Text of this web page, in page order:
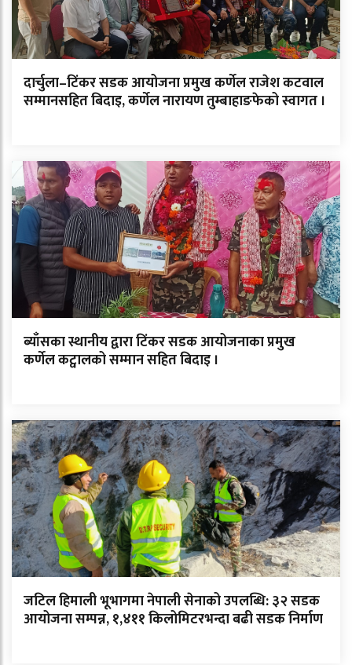
दार्चुला–टिंकर सडक आयोजना प्रमुख कर्णेल राजेश कटवाल
सम्मानसहित बिदाइ, कर्णेल नारायण तुम्बाहाङफेको स्वागत ।
ब्याँसका स्थानीय द्वारा टिंकर सडक आयोजनाका प्रमुख
कर्णेल कट्वालको सम्मान सहित बिदाइ ।
जटिल हिमाली भूभागमा नेपाली सेनाको उपलब्धि: ३२ सडक
आयोजना सम्पन्न, १,४११ किलोमिटरभन्दा बढी सडक निर्माण